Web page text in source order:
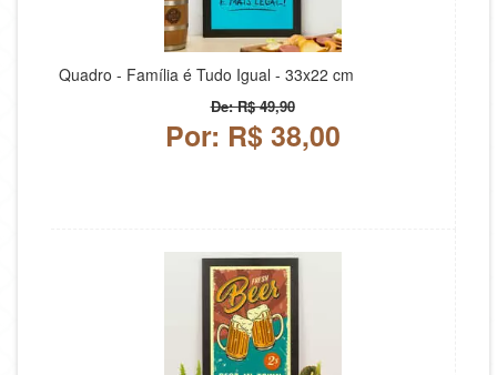
Quadro - Família é Tudo Igual - 33x22 cm
De: R$ 49,90
Por: R$ 38,00